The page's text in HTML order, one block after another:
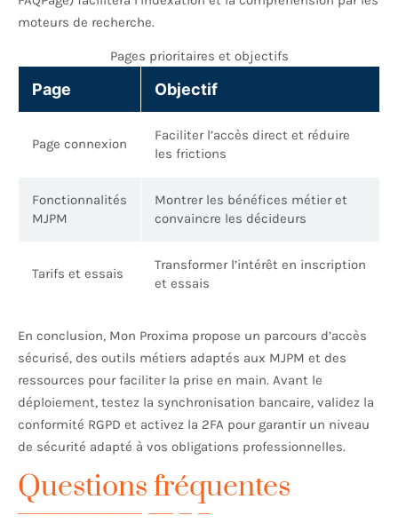
moteurs de recherche.
Pages prioritaires et objectifs
Page Objectif
Page connexion
Faciliter l’accès direct et réduire
les frictions
Fonctionnalités
MJPM
Montrer les bénéfices métier et
convaincre les décideurs
Tarifs et essais
Transformer l’intérêt en inscription
et essais
En conclusion, Mon Proxima propose un parcours d’accès
sécurisé, des outils métiers adaptés aux MJPM et des
ressources pour faciliter la prise en main. Avant le
déploiement, testez la synchronisation bancaire, validez la
conformité RGPD et activez la 2FA pour garantir un niveau
de sécurité adapté à vos obligations professionnelles.
Questions fréquentes